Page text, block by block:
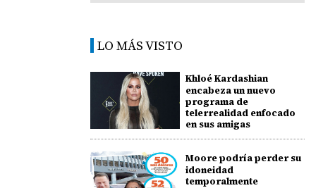
LO MÁS VISTO
Khloé Kardashian
encabeza un nuevo
programa de
telerrealidad enfocado
en sus amigas
Moore podría perder su
idoneidad
temporalmente